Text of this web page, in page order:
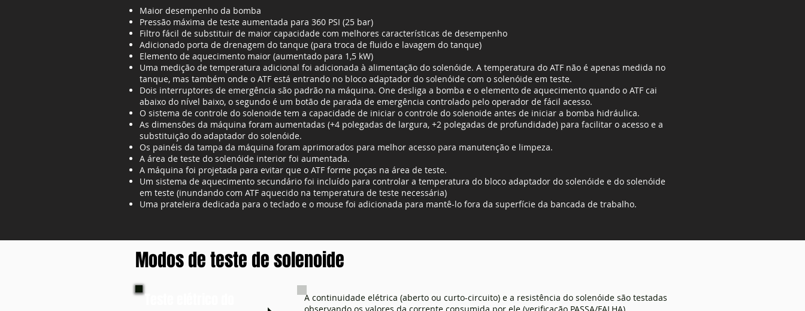
Maior desempenho da bomba
Pressão máxima de teste aumentada para 360 PSI (25 bar)
Filtro fácil de substituir de maior capacidade com melhores características de desempenho
Adicionado porta de drenagem do tanque (para troca de fluido e lavagem do tanque)
Elemento de aquecimento maior (aumentado para 1,5 kW)
Uma medição de temperatura adicional foi adicionada à alimentação do solenóide. A temperatura do ATF não é apenas medida no
tanque, mas também onde o ATF está entrando no bloco adaptador do solenóide com o solenóide em teste.
Dois interruptores de emergência são padrão na máquina. One desliga a bomba e o elemento de aquecimento quando o ATF cai
abaixo do nível baixo, o segundo é um botão de parada de emergência controlado pelo operador de fácil acesso.
O sistema de controle do solenoide tem a capacidade de iniciar o controle do solenoide antes de iniciar a bomba hidráulica.
As dimensões da máquina foram aumentadas (+4 polegadas de largura, +2 polegadas de profundidade) para facilitar o acesso e a
substituição do adaptador do solenóide.
Os painéis da tampa da máquina foram aprimorados para melhor acesso para manutenção e limpeza.
A área de teste do solenóide interior foi aumentada.
A máquina foi projetada para evitar que o ATF forme poças na área de teste.
Um sistema de aquecimento secundário foi incluído para controlar a temperatura do bloco adaptador do solenóide e do solenóide
em teste (inundando com ATF aquecido na temperatura de teste necessária)
Uma prateleira dedicada para o teclado e o mouse foi adicionada para mantê-lo fora da superfície da bancada de trabalho.
Modos de teste de solenoide
A continuidade elétrica (aberto ou curto-circuito) e a resistência do solenóide são testadas